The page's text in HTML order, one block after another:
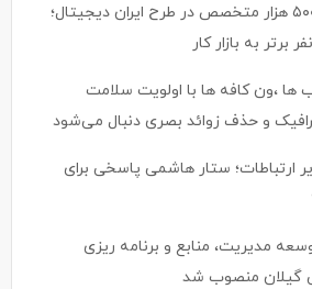
توکلی: هدف‌گذاری ۵۰۰ هزار متخصص در طرح ایران دیجیتال؛
ها ،ون کافه ها با اولویت سلامت
و حذف زوائد بصری دنبال می‌شود
ارتباطات؛ ستار هاشمی پاسخی برای
مدیریت، منابع و برنامه ریزی
گیلان منصوب شد